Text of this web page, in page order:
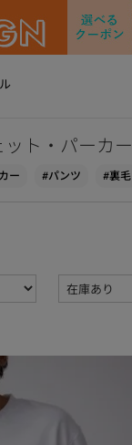
ット・パーカー
ー #パンツ #裏毛